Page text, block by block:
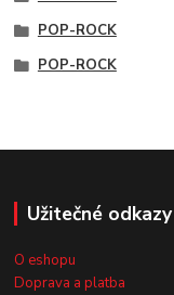
POP-ROCK
POP-ROCK
Užitečné odkazy
O eshopu
Doprava a platba